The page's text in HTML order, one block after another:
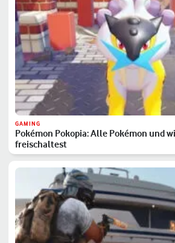
GAMING
Pokémon Pokopia: Alle Pokémon und
freischaltest